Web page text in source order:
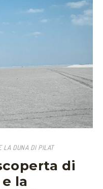
LA DUNA DI PILAT
di
la